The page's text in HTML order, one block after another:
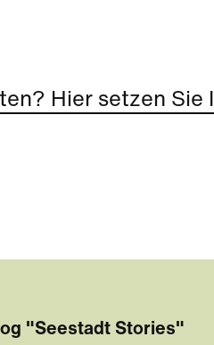
Hier setzen Sie
"Seestadt Stories"